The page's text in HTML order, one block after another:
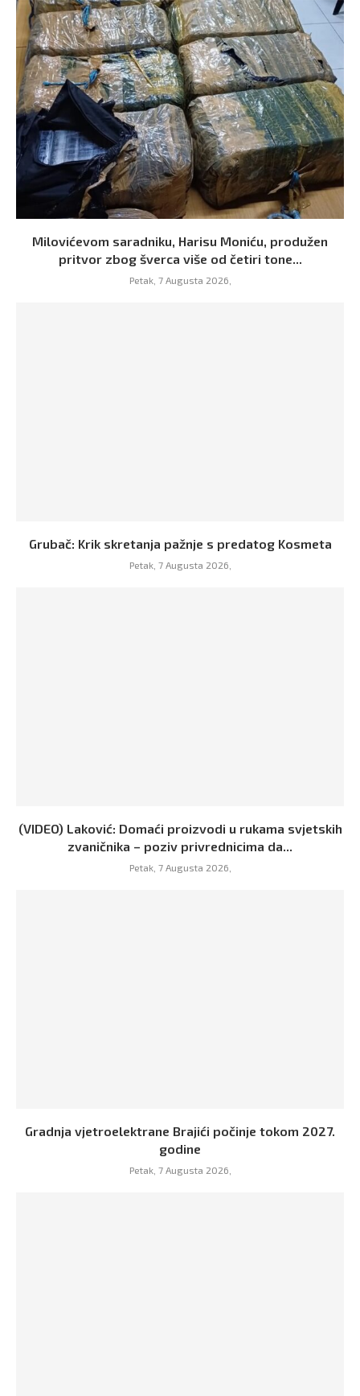
Milovićevom saradniku, Harisu Moniću, produžen
pritvor zbog šverca više od četiri tone...
Petak, 7 Augusta 2026,
Grubač: Krik skretanja pažnje s predatog Kosmeta
Petak, 7 Augusta 2026,
(VIDEO) Laković: Domaći proizvodi u rukama svjetskih
zvaničnika – poziv privrednicima da...
Petak, 7 Augusta 2026,
Gradnja vjetroelektrane Brajići počinje tokom 2027.
godine
Petak, 7 Augusta 2026,